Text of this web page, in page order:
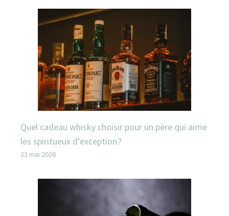
Quel cadeau whisky choisir pour un père qui aime
les spiritueux d’exception ?
23 mai 2026